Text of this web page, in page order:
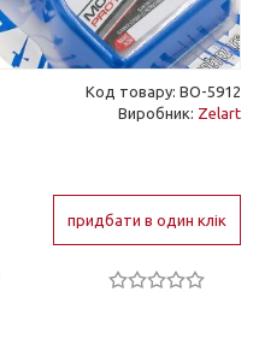
Код товару: BO-5912
Виробник: Zelart
придбати в один клік